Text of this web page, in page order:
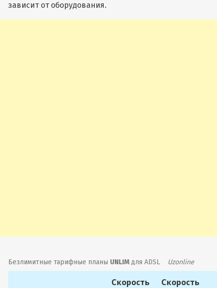
зависит от оборудования.
Безлимитные тарифные планы UNLIM для ADSL Uzonline
Скорость
Скорость